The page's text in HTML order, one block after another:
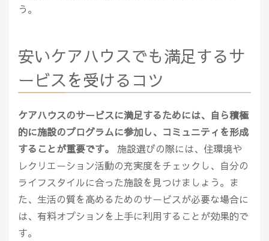
う。
安いケアハウスでも満足するサ
ービスを受けるコツ
ケアハウスのサービスに満足するためには、自ら積極
的に施設のプログラムに参加し、コミュニティを形成
することが重要です。
施設選びの際には、住環境や
レクリエーション活動の充実度をチェックし、自分の
ライフスタイルに合った施設を見つけましょう。ま
た、生活の質を高めるためのサービスが必要な場合に
は、有料オプションを上手に利用することが効果的で
す。